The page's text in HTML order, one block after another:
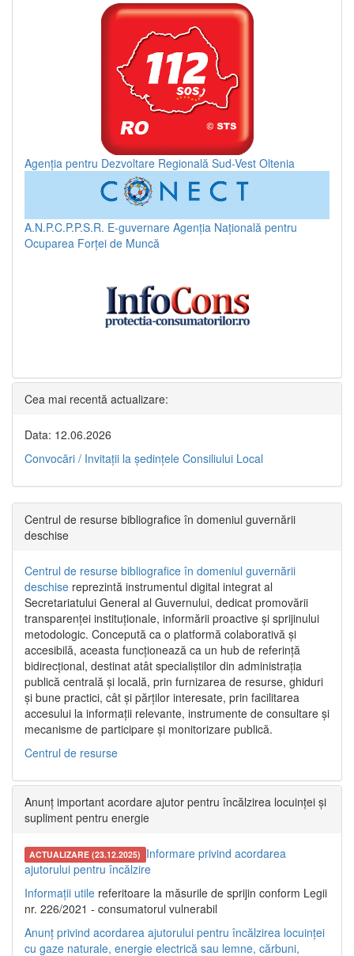
Agenția pentru Dezvoltare Regională Sud-Vest Oltenia
A.N.P.C.P.P.S.R. E-guvernare Agenția Națională pentru
Ocuparea Forței de Muncă
Cea mai recentă actualizare:
Data: 12.06.2026
Convocări / Invitaţii la şedinţele Consiliului Local
Centrul de resurse bibliografice în domeniul guvernării
deschise
Centrul de resurse bibliografice în domeniul guvernării
deschise reprezintă instrumentul digital integrat al
Secretariatului General al Guvernului, dedicat promovării
transparenței instituționale, informării proactive și sprijinului
metodologic. Concepută ca o platformă colaborativă și
accesibilă, aceasta funcționează ca un hub de referință
bidirecțional, destinat atât specialiștilor din administrația
publică centrală și locală, prin furnizarea de resurse, ghiduri
și bune practici, cât și părților interesate, prin facilitarea
accesului la informații relevante, instrumente de consultare și
mecanisme de participare și monitorizare publică.
Centrul de resurse
Anunț important acordare ajutor pentru încălzirea locuinței și
supliment pentru energie
ACTUALIZARE (23.12.2025) Informare privind acordarea
ajutorului pentru încălzire
Informații utile referitoare la măsurile de sprijin conform Legii
nr. 226/2021 - consumatorul vulnerabil
Anunț privind acordarea ajutorului pentru încălzirea locuinței
cu gaze naturale, energie electrică sau lemne, cărbuni,